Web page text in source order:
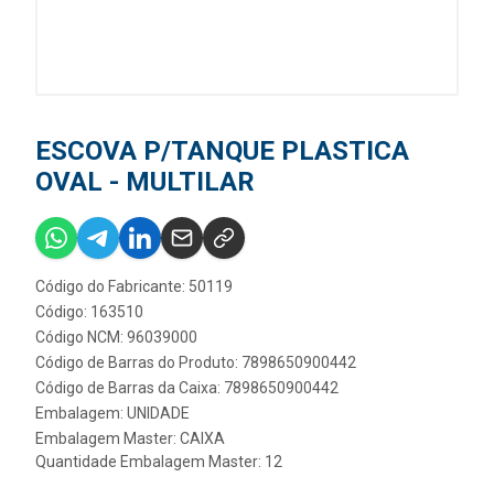
ESCOVA P/TANQUE PLASTICA
OVAL - MULTILAR
Código do Fabricante: 50119
Código: 163510
Código NCM: 96039000
Código de Barras do Produto: 7898650900442
Código de Barras da Caixa: 7898650900442
Embalagem: UNIDADE
Embalagem Master: CAIXA
Quantidade Embalagem Master: 12